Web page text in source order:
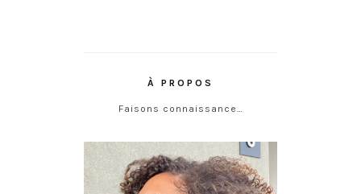
À PROPOS
Faisons connaissance…